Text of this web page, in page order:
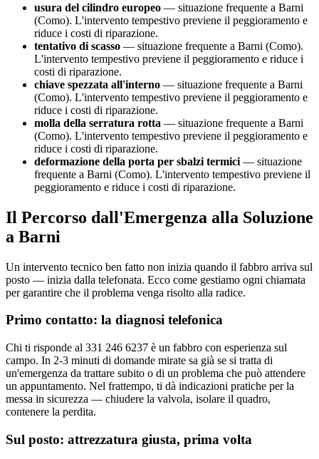
usura del cilindro europeo — situazione frequente a Barni
(Como). L'intervento tempestivo previene il peggioramento e
riduce i costi di riparazione.
tentativo di scasso — situazione frequente a Barni (Como).
L'intervento tempestivo previene il peggioramento e riduce i
costi di riparazione.
chiave spezzata all'interno — situazione frequente a Barni
(Como). L'intervento tempestivo previene il peggioramento e
riduce i costi di riparazione.
molla della serratura rotta — situazione frequente a Barni
(Como). L'intervento tempestivo previene il peggioramento e
riduce i costi di riparazione.
deformazione della porta per sbalzi termici — situazione
frequente a Barni (Como). L'intervento tempestivo previene il
peggioramento e riduce i costi di riparazione.
Il Percorso dall'Emergenza alla Soluzione
a Barni
Un intervento tecnico ben fatto non inizia quando il fabbro arriva sul
posto — inizia dalla telefonata. Ecco come gestiamo ogni chiamata
per garantire che il problema venga risolto alla radice.
Primo contatto: la diagnosi telefonica
Chi ti risponde al 331 246 6237 è un fabbro con esperienza sul
campo. In 2-3 minuti di domande mirate sa già se si tratta di
un'emergenza da trattare subito o di un problema che può attendere
un appuntamento. Nel frattempo, ti dà indicazioni pratiche per la
messa in sicurezza — chiudere la valvola, isolare il quadro,
contenere la perdita.
Sul posto: attrezzatura giusta, prima volta